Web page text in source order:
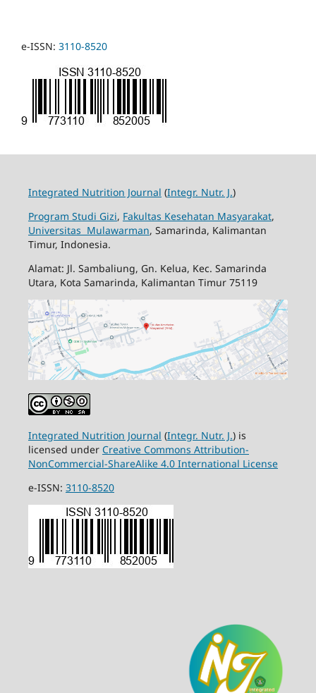
e-ISSN: 3110-8520
Integrated Nutrition Journal (Integr. Nutr. J.)
Program Studi Gizi, Fakultas Kesehatan Masyarakat,
Universitas Mulawarman, Samarinda, Kalimantan
Timur, Indonesia.
Alamat: Jl. Sambaliung, Gn. Kelua, Kec. Samarinda
Utara, Kota Samarinda, Kalimantan Timur 75119
Integrated Nutrition Journal (Integr. Nutr. J.) is
licensed under Creative Commons Attribution-
NonCommercial-ShareAlike 4.0 International License
e-ISSN: 3110-8520